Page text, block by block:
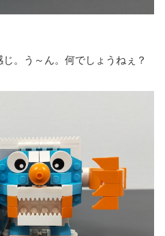
。う～ん。何でしょうねぇ？